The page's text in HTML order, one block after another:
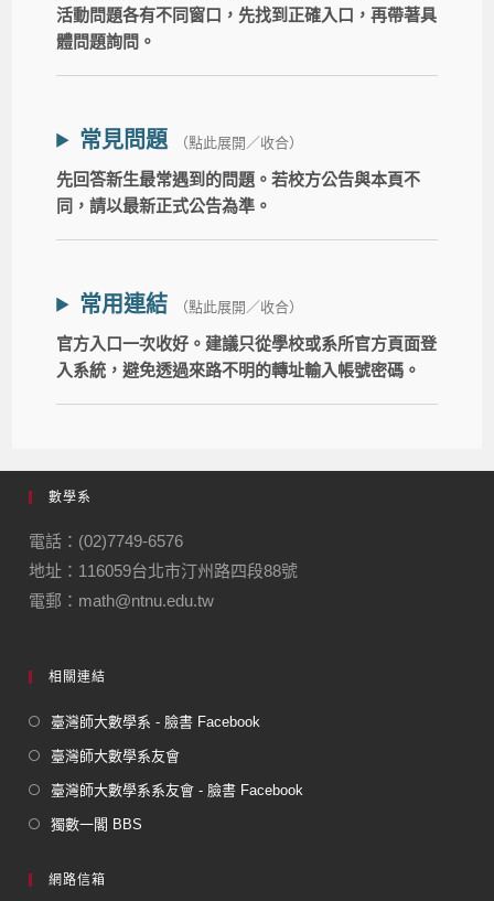
活動問題各有不同窗口，先找到正確入口，再帶著具
體問題詢問。
常見問題 （點此展開／收合）
先回答新生最常遇到的問題。若校方公告與本頁不
同，請以最新正式公告為準。
常用連結 （點此展開／收合）
官方入口一次收好。建議只從學校或系所官方頁面登
入系統，避免透過來路不明的轉址輸入帳號密碼。
數學系
電話：(02)7749-6576
地址：116059台北市汀州路四段88號
電郵：math@ntnu.edu.tw
相關連結
臺灣師大數學系 - 臉書 Facebook
臺灣師大數學系友會
臺灣師大數學系系友會 - 臉書 Facebook
獨數一閣 BBS
網路信箱